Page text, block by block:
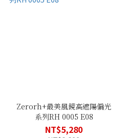
Zerorh+最美風鏡高遮陽偏光
系列RH 0005 E08
NT$5,280